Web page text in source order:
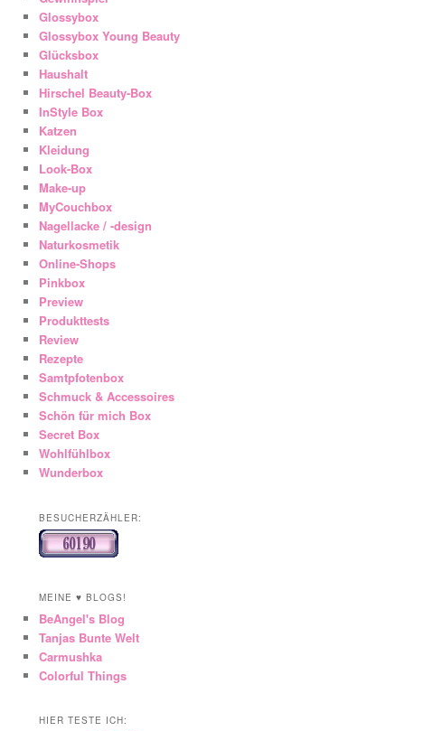
Glossybox
Glossybox Young Beauty
Glücksbox
Haushalt
Hirschel Beauty-Box
InStyle Box
Katzen
Kleidung
Look-Box
Make-up
MyCouchbox
Nagellacke / -design
Naturkosmetik
Online-Shops
Pinkbox
Preview
Produkttests
Review
Rezepte
Samtpfotenbox
Schmuck & Accessoires
Schön für mich Box
Secret Box
Wohlfühlbox
Wunderbox
BESUCHERZÄHLER:
MEINE ♥ BLOGS!
BeAngel's Blog
Tanjas Bunte Welt
Carmushka
Colorful Things
HIER TESTE ICH: